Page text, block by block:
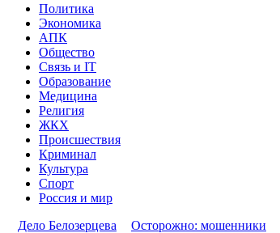
Политика
Экономика
АПК
Общество
Связь и IT
Образование
Медицина
Религия
ЖКХ
Происшествия
Криминал
Культура
Спорт
Россия и мир
Дело Белозерцева
Осторожно: мошенники